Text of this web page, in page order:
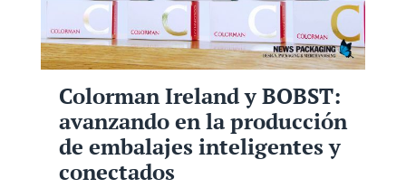
Colorman Ireland y BOBST:
avanzando en la producción
de embalajes inteligentes y
conectados